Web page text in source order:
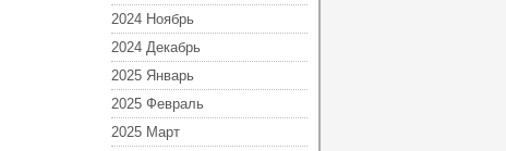
2024 Ноябрь
2024 Декабрь
2025 Январь
2025 Февраль
2025 Март